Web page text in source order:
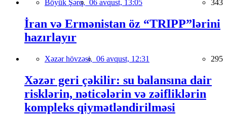
Böyük Şərq, 06 avqust, 13:05 343
İran və Ermənistan öz “TRIPP”lərini
hazırlayır
Xəzər hövzəsi, 06 avqust, 12:31 295
Xəzər geri çəkilir: su balansına dair
risklərin, nəticələrin və zəifliklərin
kompleks qiymətləndirilməsi